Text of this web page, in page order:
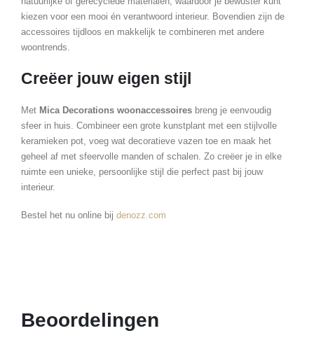
kiezen voor een mooi én verantwoord interieur. Bovendien zijn de
accessoires tijdloos en makkelijk te combineren met andere
woontrends.
Creëer jouw eigen stijl
Met Mica Decorations woonaccessoires breng je eenvoudig
sfeer in huis. Combineer een grote kunstplant met een stijlvolle
keramieken pot, voeg wat decoratieve vazen toe en maak het
geheel af met sfeervolle manden of schalen. Zo creëer je in elke
ruimte een unieke, persoonlijke stijl die perfect past bij jouw
interieur.
Bestel het nu online bij denozz.com
Beoordelingen